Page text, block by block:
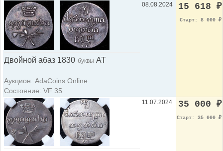
Двойной абаз 1830 буквы АТ
Аукцион: AdaCoins Online
Состояние: VF 35
08.08.2024 15 618 ₽
Старт: 8 000 ₽
11.07.2024 35 000 ₽
Старт: 35 000 ₽